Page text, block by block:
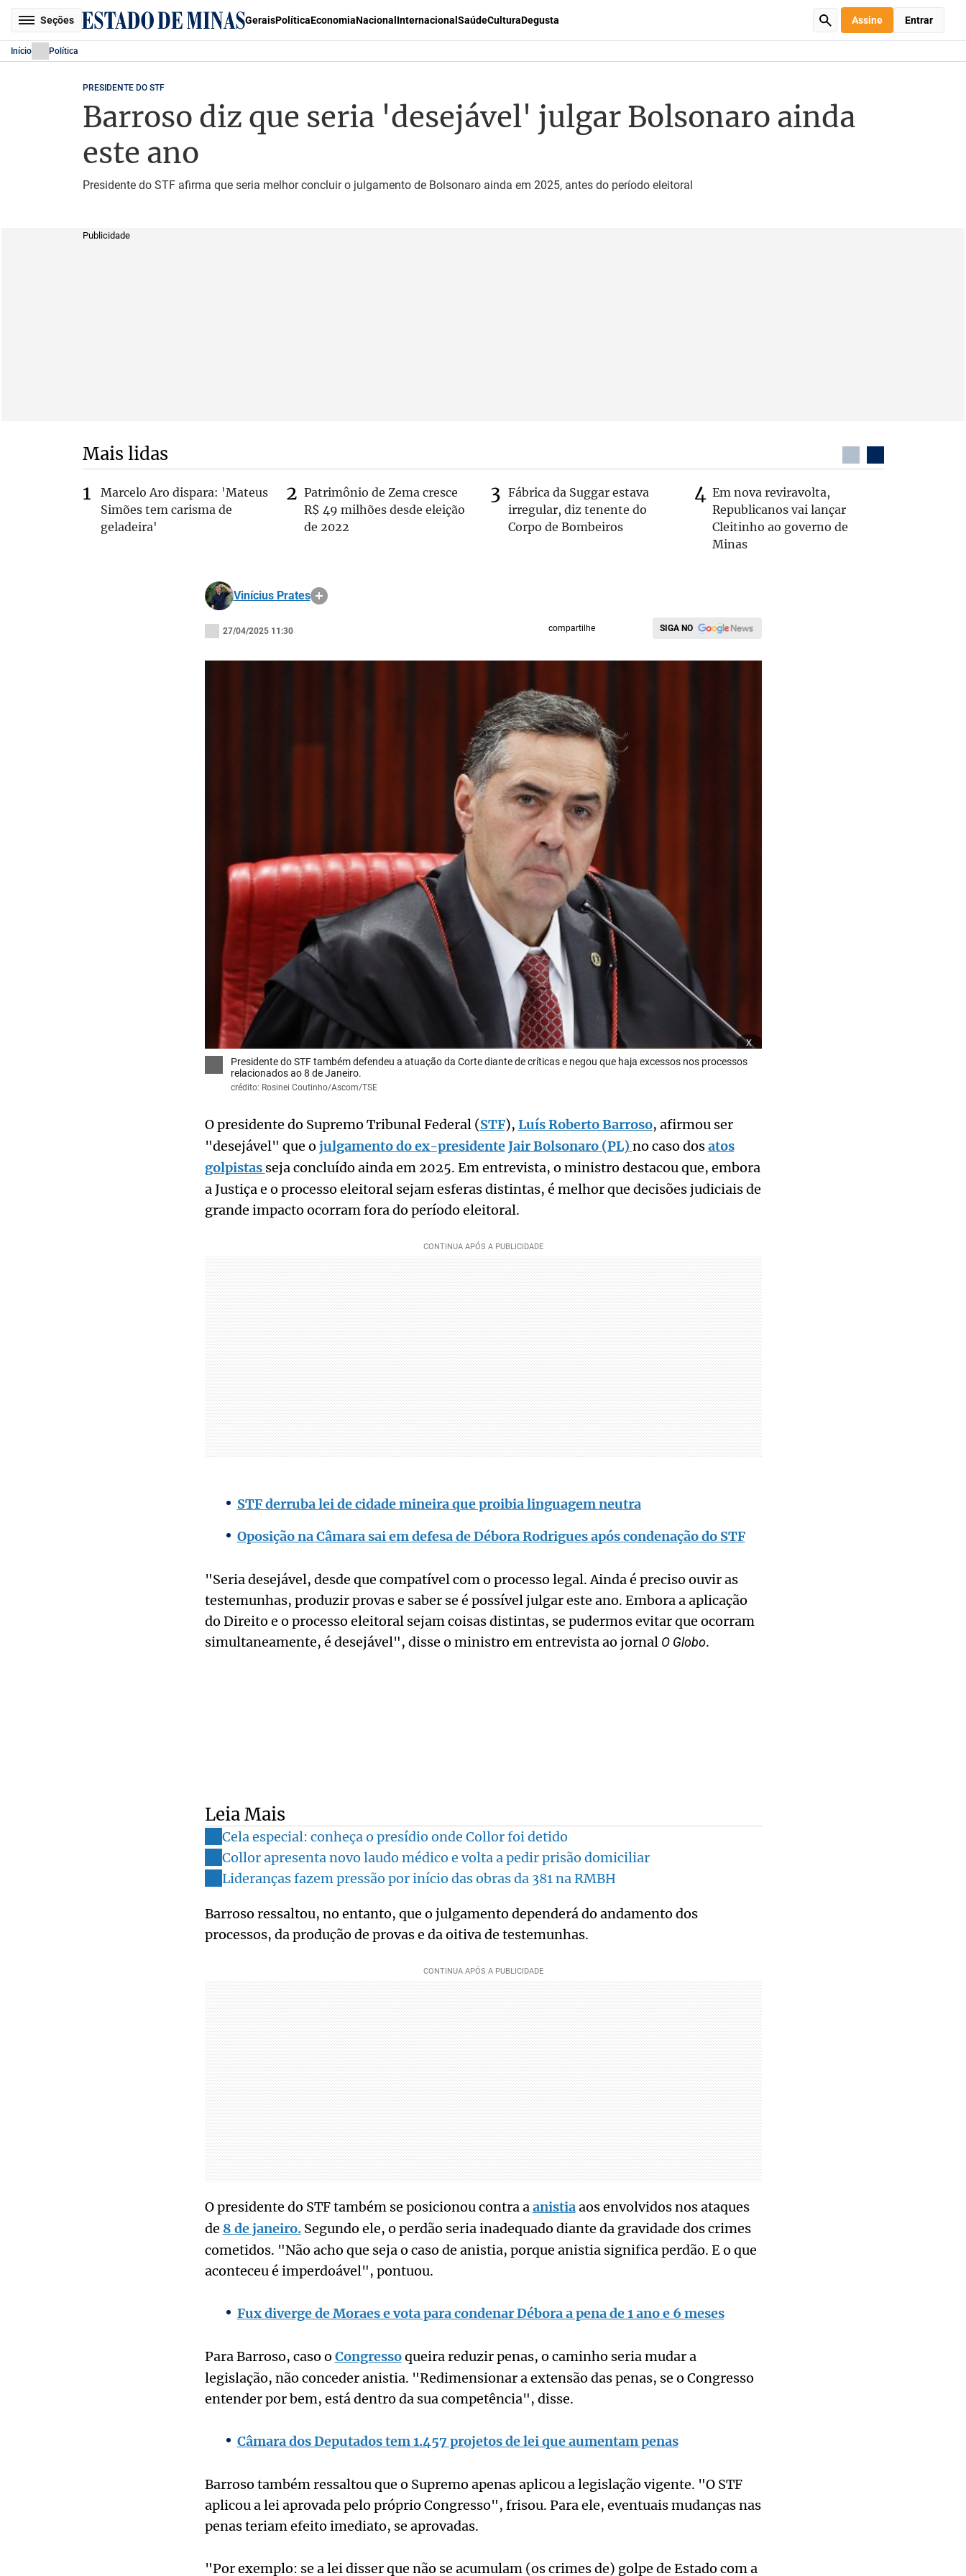
Seções GeraisPolíticaEconomiaNacional Internacional SaúdeCulturaDegusta Assine Entrar
Início Política
PRESIDENTE DO STF
Barroso diz que seria 'desejável' julgar Bolsonaro ainda
este ano
Presidente do STF afirma que seria melhor concluir o julgamento de Bolsonaro ainda em 2025, antes do período eleitoral
Publicidade
Mais lidas
Marcelo Aro dispara: 'Mateus
Simões tem carisma de
geladeira'
Patrimônio de Zema cresce
R$ 49 milhões desde eleição
de 2022
Fábrica da Suggar estava
irregular, diz tenente do
Corpo de Bombeiros
Em nova reviravolta,
Republicanos vai lançar
Cleitinho ao governo de
Minas
Vinícius Prates
27/04/2025 11:30 compartilhe SIGA NO
x
Presidente do STF também defendeu a atuação da Corte diante de críticas e negou que haja excessos nos processos
relacionados ao 8 de Janeiro.
crédito: Rosinei Coutinho/Ascom/TSE
O presidente do Supremo Tribunal Federal (STF), Luís Roberto Barroso, afirmou ser
"desejável" que o julgamento do ex-presidenteJair Bolsonaro (PL) no caso dosatos
golpistas seja concluído ainda em 2025. Em entrevista, o ministro destacou que, embora
a Justiça e o processo eleitoral sejam esferas distintas, é melhor que decisões judiciais de
grande impacto ocorram fora do período eleitoral.
STF derruba lei de cidade mineira que proibia linguagem neutra
Oposição na Câmara sai em defesa de Débora Rodrigues após condenação do STF
"Seria desejável, desde que compatível com o processo legal. Ainda é preciso ouvir as
testemunhas, produzir provas e saber se é possível julgar este ano. Embora a aplicação
do Direito e o processo eleitoral sejam coisas distintas, se pudermos evitar que ocorram
simultaneamente, é desejável", disse o ministro em entrevista ao jornal O Globo.
Leia Mais
Cela especial: conheça o presídio onde Collor foi detido
Collor apresenta novo laudo médico e volta a pedir prisão domiciliar
Lideranças fazem pressão por início das obras da 381 na RMBH
Barroso ressaltou, no entanto, que o julgamento dependerá do andamento dos
processos, da produção de provas e da oitiva de testemunhas.
O presidente do STF também se posicionou contra aanistiaaos envolvidos nos ataques
de 8 de janeiro.Segundo ele, o perdão seria inadequado diante da gravidade dos crimes
cometidos. "Não acho que seja o caso de anistia, porque anistia significa perdão. E o que
aconteceu é imperdoável", pontuou.
Fux diverge de Moraes e vota para condenar Débora a pena de 1 ano e 6 meses
Para Barroso, caso o Congressoqueira reduzir penas, o caminho seria mudar a
legislação, não conceder anistia. "Redimensionar a extensão das penas, se o Congresso
entender por bem, está dentro da sua competência", disse.
Câmara dos Deputados tem 1.457 projetos de lei que aumentam penas
Barroso também ressaltou que o Supremo apenas aplicou a legislação vigente. "O STF
aplicou a lei aprovada pelo próprio Congresso", frisou. Para ele, eventuais mudanças nas
penas teriam efeito imediato, se aprovadas.
"Por exemplo: se a lei disser que não se acumulam (os crimes de) golpe de Estado com a